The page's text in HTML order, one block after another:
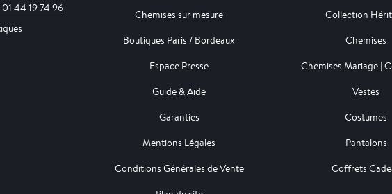
44 19 74 96
Chemises sur mesure
Boutiques Paris / Bordeaux
Espace Presse
Guide & Aide
Garanties
Mentions Légales
Conditions Générales de Vente
Collection
Chemises
Chemises Mariage |
Vestes
Costumes
Pantalons
Coffrets